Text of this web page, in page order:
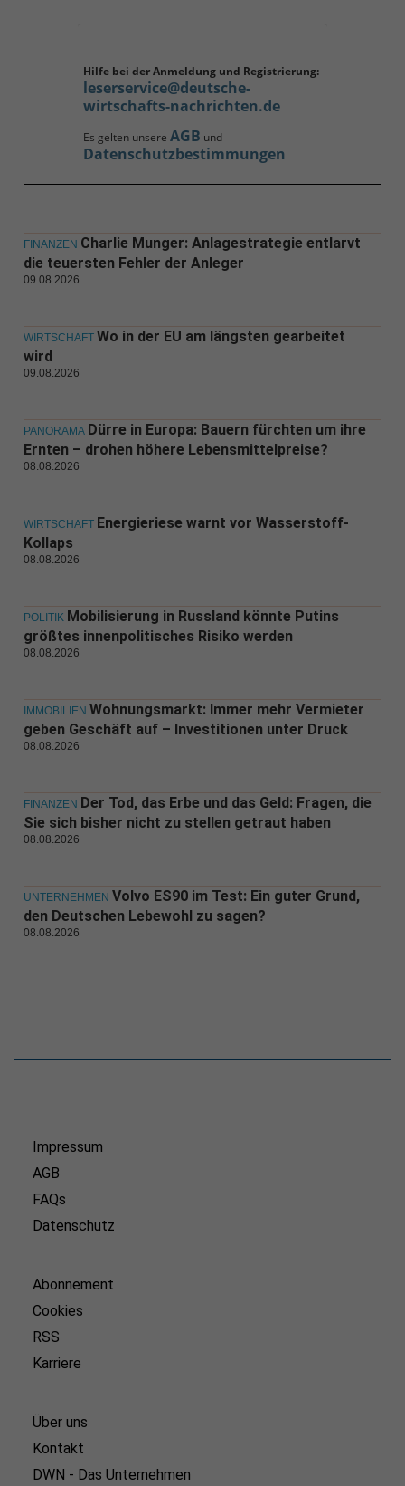
Hilfe bei der Anmeldung und Registrierung:
leserservice@deutsche-
wirtschafts-nachrichten.de
Es gelten unsere AGB und
Datenschutzbestimmungen
FINANZEN Charlie Munger: Anlagestrategie entlarvt
die teuersten Fehler der Anleger
09.08.2026
WIRTSCHAFT Wo in der EU am längsten gearbeitet
wird
09.08.2026
PANORAMA Dürre in Europa: Bauern fürchten um ihre
Ernten – drohen höhere Lebensmittelpreise?
08.08.2026
WIRTSCHAFT Energieriese warnt vor Wasserstoff-
Kollaps
08.08.2026
POLITIK Mobilisierung in Russland könnte Putins
größtes innenpolitisches Risiko werden
08.08.2026
IMMOBILIEN Wohnungsmarkt: Immer mehr Vermieter
geben Geschäft auf – Investitionen unter Druck
08.08.2026
FINANZEN Der Tod, das Erbe und das Geld: Fragen, die
Sie sich bisher nicht zu stellen getraut haben
08.08.2026
UNTERNEHMEN Volvo ES90 im Test: Ein guter Grund,
den Deutschen Lebewohl zu sagen?
08.08.2026
Impressum
AGB
FAQs
Datenschutz
Abonnement
Cookies
RSS
Karriere
Über uns
Kontakt
DWN - Das Unternehmen